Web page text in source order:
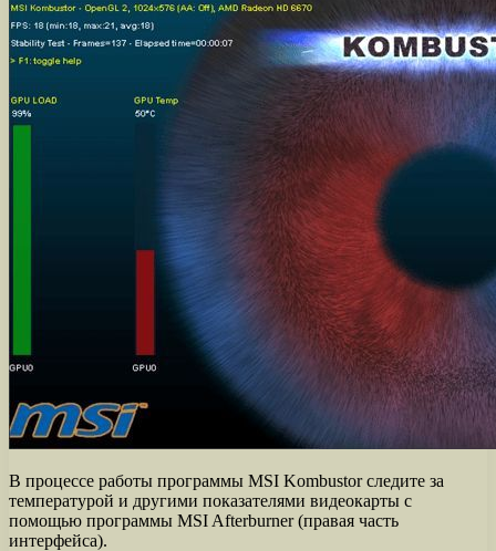
В процессе работы программы MSI Kombustor следите за
температурой и другими показателями видеокарты с
помощью программы MSI Afterburner (правая часть
интерфейса).